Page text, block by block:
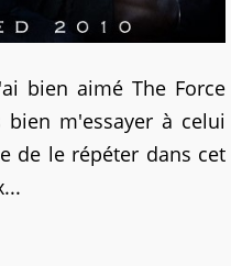
bien aimé The Force
bien m'essayer à celui
de le répéter dans cet